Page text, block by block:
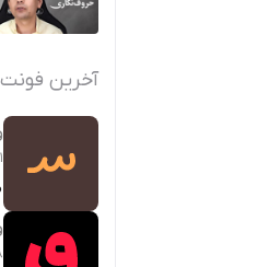
آخرین
1 وزن
8